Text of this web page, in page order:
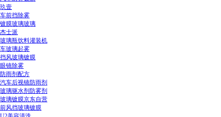
玖壹
车前挡除雾
镀膜玻璃玻璃
杰士派
玻璃瓶饮料灌装机
车玻璃起雾
挡风玻璃镀膜
眼镜除雾
防雨剂配方
汽车后视镜防雨剂
玻璃驱水剂防雾剂
玻璃镀膜京东自营
前风挡玻璃镀膜